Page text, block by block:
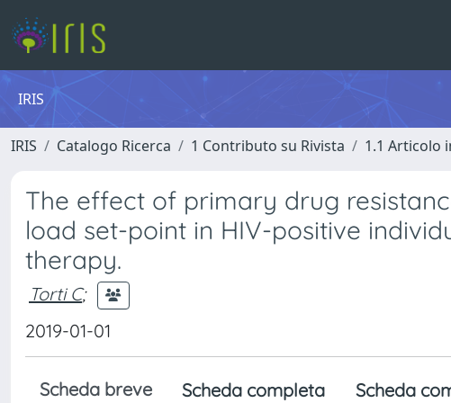
IRIS
IRIS Catalogo Ricerca 1 Contributo su Rivista 1.1 Articolo
The effect of primary drug
load set-point in HIV-positive
therapy.
Torti C;
2019-01-01
Scheda breve Scheda completa Scheda